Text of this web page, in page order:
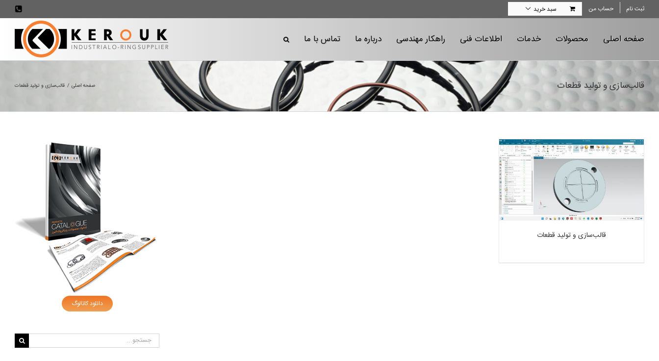
ثبت نام حساب من سبد خرید
صفحه اصلی محصولات خدمات اطلاعات فنی راهکار مهندسی درباره ما تماس با ما
قالب‌سازی و تولید قطعات صفحه اصلی / قالب‌سازی و تولید قطعات
قالب‌سازی و تولید قطعات
دانلود کاتالوگ
جستجو
برای: